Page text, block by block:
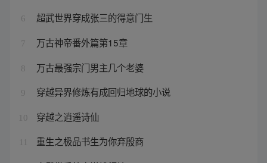
6 超武世界穿成张三的得意门生
7 万古神帝番外篇第15章
8 万古最强宗门男主几个老婆
9 穿越异界修炼有成回归地球的小说
10 穿越之逍遥诗仙
重生之极品书生为你弃殷商